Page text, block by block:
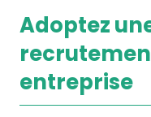
Adoptez
entreprise